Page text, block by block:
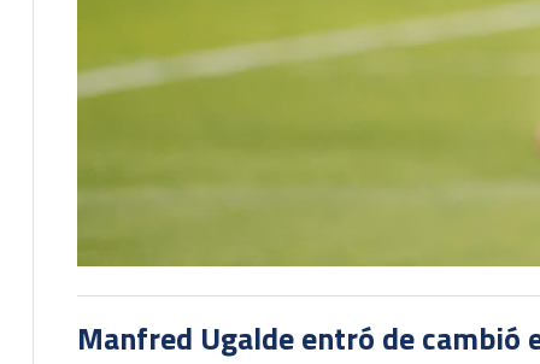
Manfred Ugalde entró de cambió